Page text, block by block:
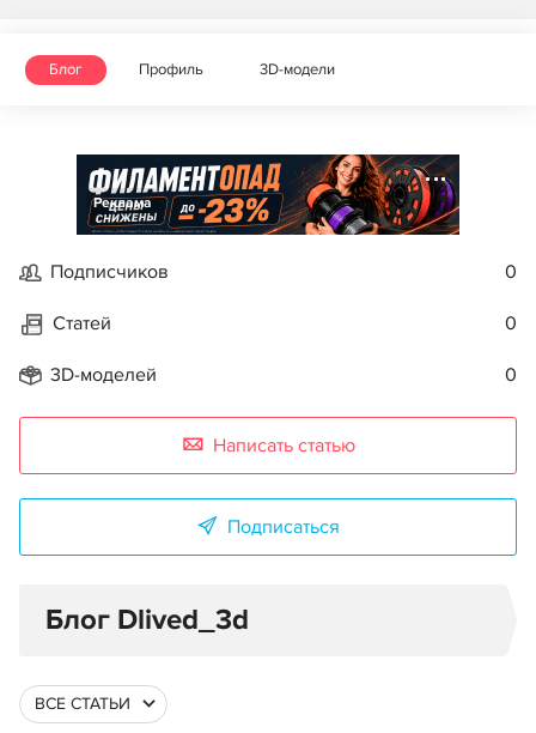
Блог Профиль 3D-модели
Реклама
Подписчиков 0
Статей 0
3D-моделей 0
Написать статью
Подписаться
Блог Dlived_3d
ВСЕ СТАТЬИ